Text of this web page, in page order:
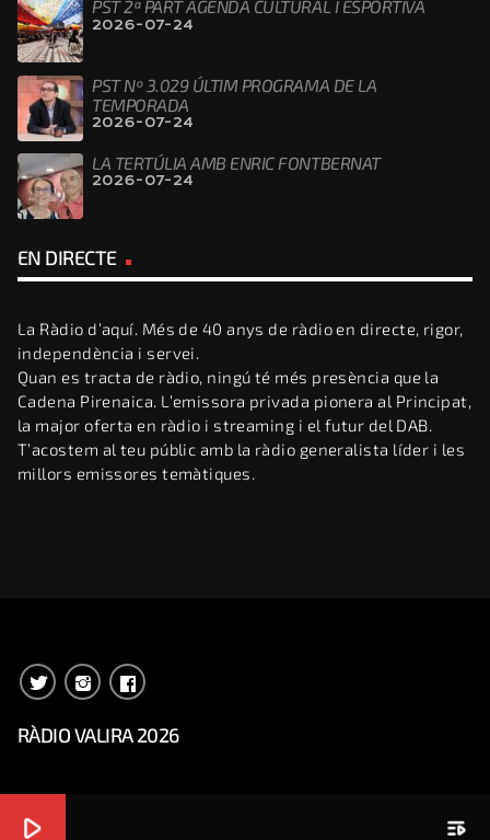
PST 2ª PART AGENDA CULTURAL I ESPORTIVA
2026-07-24
PST Nº 3.029 ÚLTIM PROGRAMA DE LA
TEMPORADA
2026-07-24
LA TERTÚLIA AMB ENRIC FONTBERNAT
2026-07-24
EN DIRECTE
La Ràdio d’aquí. Més de 40 anys de ràdio en directe, rigor,
independència i servei.
Quan es tracta de ràdio, ningú té més presència que la
Cadena Pirenaica. L’emissora privada pionera al Principat,
la major oferta en ràdio i streaming i el futur del DAB.
T’acostem al teu públic amb la ràdio generalista líder i les
millors emissores temàtiques.
RÀDIO VALIRA 2026
play_arrow playlist_play